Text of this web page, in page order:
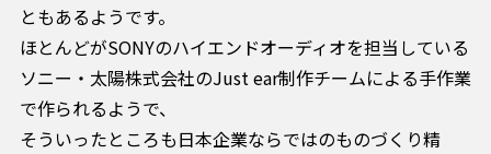
ともあるようです。
ほとんどがSONYのハイエンドオーディオを担当している
ソニー・太陽株式会社のJust ear制作チームによる手作業
で作られるようで、
そういったところも日本企業ならではのものづくり精